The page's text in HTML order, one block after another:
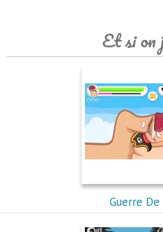
Et si on
Guerre De